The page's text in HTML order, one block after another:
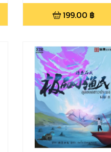
199.00 ฿